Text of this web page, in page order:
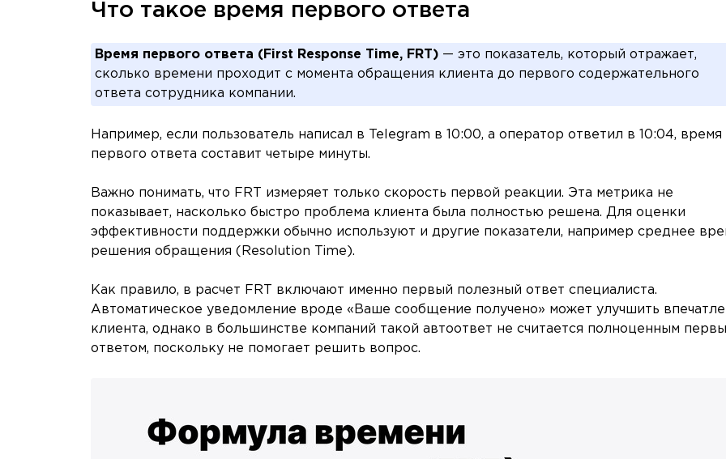
Что такое время первого ответа
Время первого ответа (First Response Time, FRT) — это показатель, который отражает,
сколько времени проходит с момента обращения клиента до первого содержательного
ответа сотрудника компании.
Например, если пользователь написал в Telegram в 10:00, а оператор ответил в 10:04, время
первого ответа составит четыре минуты.
Важно понимать, что FRT измеряет только скорость первой реакции. Эта метрика не
показывает, насколько быстро проблема клиента была полностью решена. Для оценки
эффективности поддержки обычно используют и другие показатели, например среднее
решения обращения (Resolution Time).
Как правило, в расчет FRT включают именно первый полезный ответ специалиста.
Автоматическое уведомление вроде «Ваше сообщение получено» может улучшить
клиента, однако в большинстве компаний такой автоответ не считается полноценным
ответом, поскольку не помогает решить вопрос.